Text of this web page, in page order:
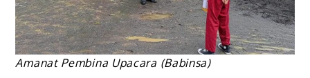
Amanat Pembina Upacara (Babinsa)